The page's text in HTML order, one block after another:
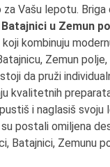
Vašu lepotu. Briga
u Zemun
koji kombinuju
Zemun
da pruži
kvalitetnih
i naglasiš
postali omiljena
Batajnici, Zemunu